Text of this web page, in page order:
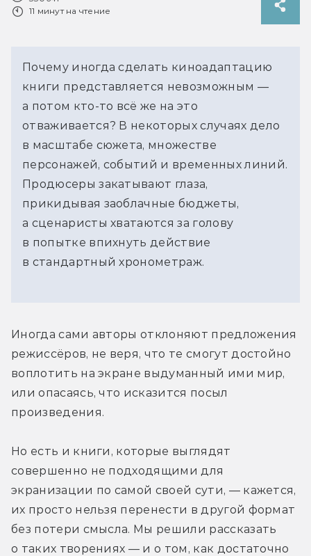
11 минут на чтение
Почему иногда сделать киноадаптацию
книги представляется невозможным —
а потом кто-то всё же на это
отваживается? В некоторых случаях дело
в масштабе сюжета, множестве
персонажей, событий и временных линий.
Продюсеры закатывают глаза,
прикидывая заоблачные бюджеты,
а сценаристы хватаются за голову
в попытке впихнуть действие
в стандартный хронометраж.
Иногда сами авторы отклоняют предложения
режиссёров, не веря, что те смогут достойно
воплотить на экране выдуманный ими мир,
или опасаясь, что исказится посыл
произведения.
Но есть и книги, которые выглядят
совершенно не подходящими для
экранизации по самой своей сути, — кажется,
их просто нельзя перенести в другой формат
без потери смысла. Мы решили рассказать
о таких творениях — и о том, как достаточно